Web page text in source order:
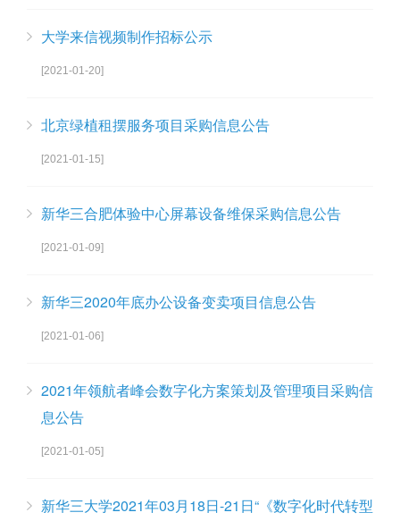
大学来信视频制作招标公示
[2021-01-20]
北京绿植租摆服务项目采购信息公告
[2021-01-15]
新华三合肥体验中心屏幕设备维保采购信息公告
[2021-01-09]
新华三2020年底办公设备变卖项目信息公告
[2021-01-06]
2021年领航者峰会数字化方案策划及管理项目采购信
息公告
[2021-01-05]
新华三大学2021年03月18日-21日“《数字化时代转型